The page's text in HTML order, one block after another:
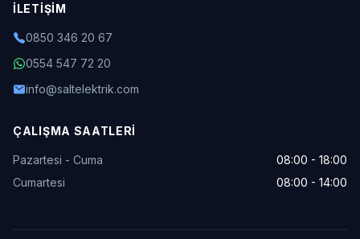
İLETIŞIM
0850 346 20 67
0554 547 72 20
info@saltelektrik.com
ÇALIŞMA SAATLERI
Pazartesi - Cuma
08:00 - 18:00
Cumartesi
08:00 - 14:00